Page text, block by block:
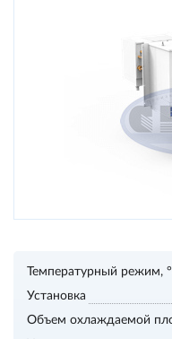
Температурный режим,
Установка
Объем охлаждаемой